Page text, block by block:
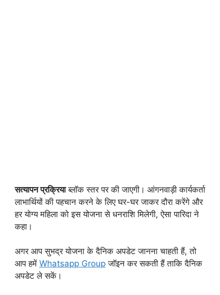
सत्यापन प्रक्रियाब्लॉक स्तर पर की जाएगी। आंगनवाड़ी कार्यकर्ता
लाभार्थियों की पहचान करने के लिए घर-घर जाकर दौरा करेंगे और
हर योग्य महिला को इस योजना से धनराशि मिलेगी, ऐसा पारिदा ने
कहा।
अगर आप सुभद्र योजना के दैनिक अपडेट जानना चाहती हैं, तो
आप हमें Whatsapp Group जॉइन कर सकती हैं ताकि दैनिक
अपडेट ले सकें।